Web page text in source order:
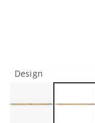
Design